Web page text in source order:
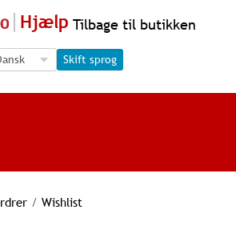
Hjælp Tilbage til butikken
Selection
Selection
Skift sprog
/ Wishlist